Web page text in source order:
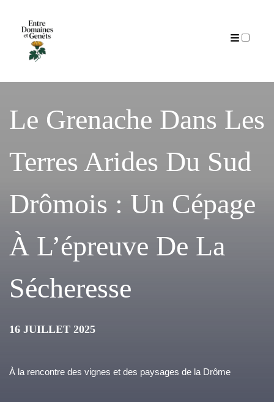
Le Grenache Dans Les
Terres Arides Du Sud
Drômois : Un Cépage
À L’épreuve De La
Sécheresse
16 JUILLET 2025
À la rencontre des vignes et des paysages de la Drôme